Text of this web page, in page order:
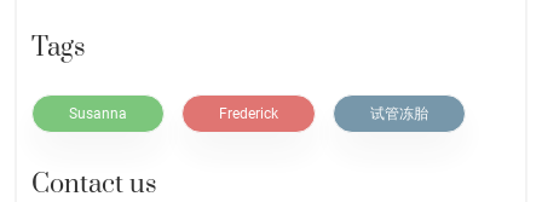
Tags
Susanna Frederick 试管冻胎
Contact us